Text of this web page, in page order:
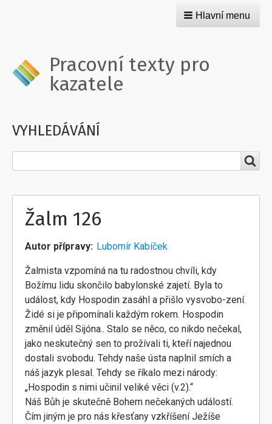
Hlavní menu
Pracovní texty pro
kazatele
VYHLEDÁVÁNÍ
Žalm 126
Autor přípravy Lubomír Kabíček
Žalmista vzpomíná na tu radostnou chvíli, kdy
Božímu lidu skončilo babylonské zajetí. Byla to
událost, kdy Hospodin zasáhl a přišlo vysvobo-zení.
Židé si je připomínali každým rokem. Hospodin
změnil úděl Sijóna.. Stalo se něco, co nikdo nečekal,
jako neskutečný sen to prožívali ti, kteří najednou
dostali svobodu. Tehdy naše ústa naplnil smích a
náš jazyk plesal. Tehdy se říkalo mezi národy:
„Hospodin s nimi učinil veliké věci (v.2).“
Náš Bůh je skutečně Bohem nečekaných událostí.
Čím jiným je pro nás křesťany vzkříšení Ježíše